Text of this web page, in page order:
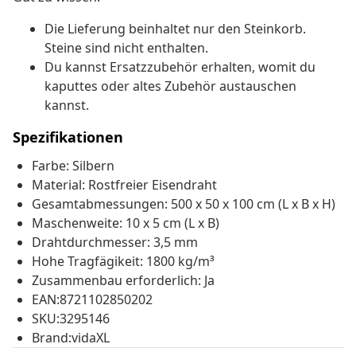
Die Lieferung beinhaltet nur den Steinkorb.
Steine sind nicht enthalten.
Du kannst Ersatzzubehör erhalten, womit du
kaputtes oder altes Zubehör austauschen
kannst.
Spezifikationen
Farbe: Silbern
Material: Rostfreier Eisendraht
Gesamtabmessungen: 500 x 50 x 100 cm (L x B x H)
Maschenweite: 10 x 5 cm (L x B)
Drahtdurchmesser: 3,5 mm
Hohe Tragfägikeit: 1800 kg/m³
Zusammenbau erforderlich: Ja
EAN:8721102850202
SKU:3295146
Brand:vidaXL